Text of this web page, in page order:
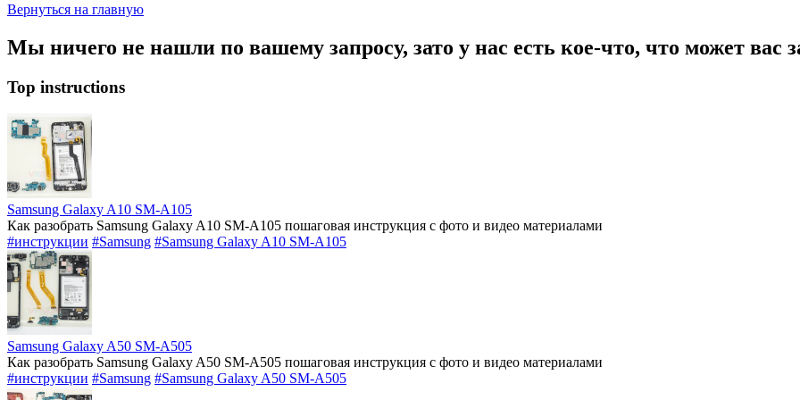
Вернуться на главную
Мы ничего не нашли по вашему запросу, зато у нас есть кое-что, что может вас
Top instructions
Samsung Galaxy A10 SM-A105
Как разобрать Samsung Galaxy A10 SM-A105 пошаговая инструкция с фото и видео материалами
#инструкции #Samsung #Samsung Galaxy A10 SM-A105
Samsung Galaxy A50 SM-A505
Как разобрать Samsung Galaxy A50 SM-A505 пошаговая инструкция с фото и видео материалами
#инструкции #Samsung #Samsung Galaxy A50 SM-A505